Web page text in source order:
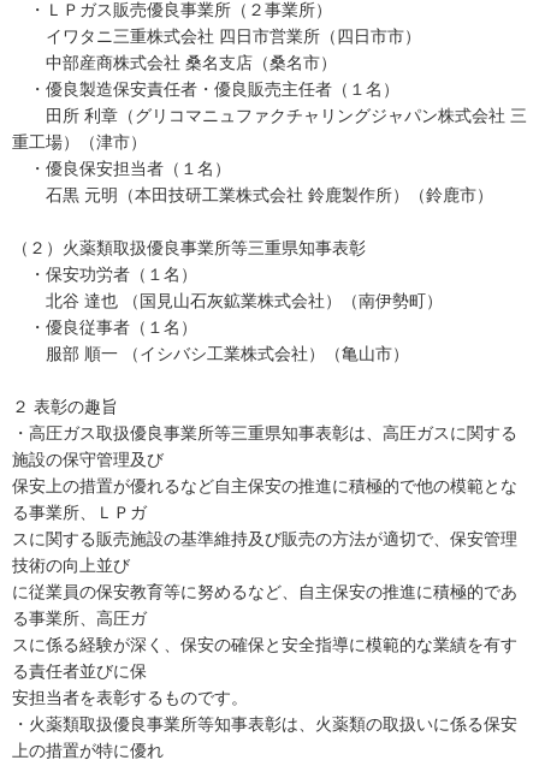
・ＬＰガス販売優良事業所（２事業所）
イワタニ三重株式会社 四日市営業所（四日市市）
中部産商株式会社 桑名支店（桑名市）
・優良製造保安責任者・優良販売主任者（１名）
田所 利章（グリコマニュファクチャリングジャパン株式会社 三
重工場）（津市）
・優良保安担当者（１名）
石黒 元明（本田技研工業株式会社 鈴鹿製作所）（鈴鹿市）
（２）火薬類取扱優良事業所等三重県知事表彰
・保安功労者（１名）
北谷 達也 （国見山石灰鉱業株式会社）（南伊勢町）
・優良従事者（１名）
服部 順一 （イシバシ工業株式会社）（亀山市）
２ 表彰の趣旨
・高圧ガス取扱優良事業所等三重県知事表彰は、高圧ガスに関する
施設の保守管理及び
保安上の措置が優れるなど自主保安の推進に積極的で他の模範とな
る事業所、ＬＰガ
スに関する販売施設の基準維持及び販売の方法が適切で、保安管理
技術の向上並び
に従業員の保安教育等に努めるなど、自主保安の推進に積極的であ
る事業所、高圧ガ
スに係る経験が深く、保安の確保と安全指導に模範的な業績を有す
る責任者並びに保
安担当者を表彰するものです。
・火薬類取扱優良事業所等知事表彰は、火薬類の取扱いに係る保安
上の措置が特に優れ